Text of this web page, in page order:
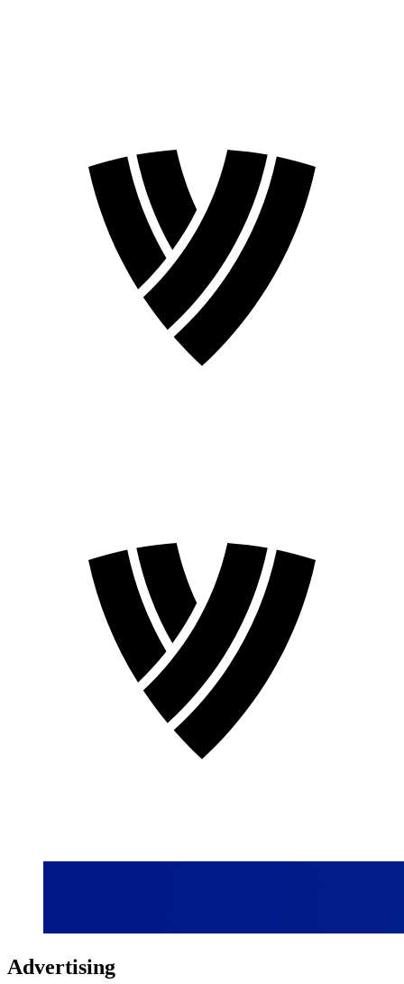
Advertising